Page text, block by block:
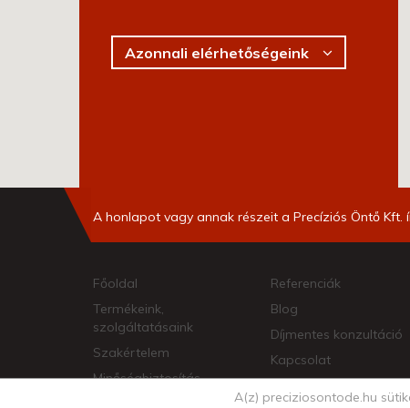
Azonnali elérhetőségeink
A honlapot vagy annak részeit a Precíziós Öntő
Főoldal
Termékeink,
szolgáltatásaink
Szakértelem
Minőségbiztosítás
Referenciák
Blog
Díjmentes konzultáció
Kapcsolat
A(z) preciziosontode.hu